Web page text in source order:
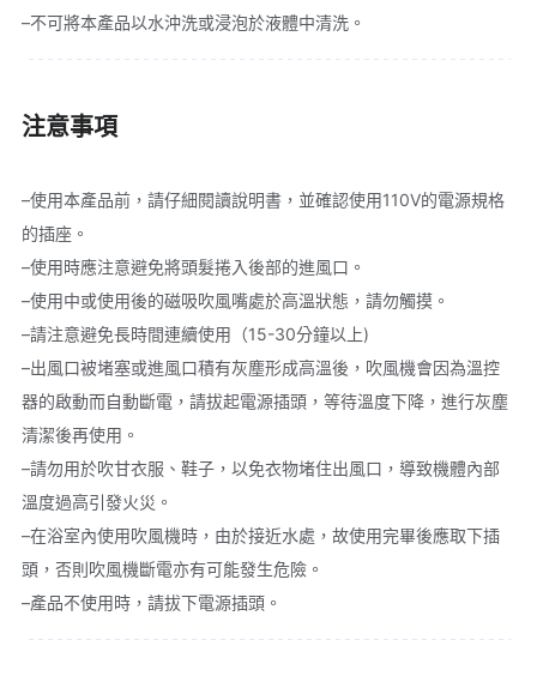
整角度更方便！
–不可將本產品以水沖洗或浸泡於液體中清洗。
注意事項
–使用本產品前，請仔細閱讀說明書，並確認使用110V的電源規格
的插座。
–使用時應注意避免將頭髮捲入後部的進風口。
–使用中或使用後的磁吸吹風嘴處於高溫狀態，請勿觸摸。
–請注意避免長時間連續使用（15-30分鐘以上)
–出風口被堵塞或進風口積有灰塵形成高溫後，吹風機會因為溫控
器的啟動而自動斷電，請拔起電源插頭，等待溫度下降，進行灰塵
清潔後再使用。
–請勿用於吹甘衣服、鞋子，以免衣物堵住出風口，導致機體內部
溫度過高引發火災。
–在浴室內使用吹風機時，由於接近水處，故使用完畢後應取下插
頭，否則吹風機斷電亦有可能發生危險。
–產品不使用時，請拔下電源插頭。